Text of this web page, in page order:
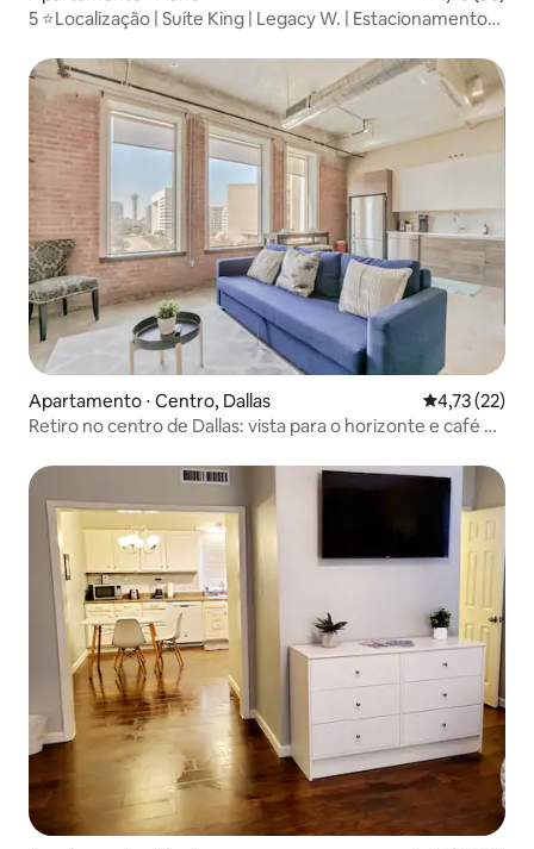
5 ⭐️Localização | Suíte King | Legacy W. | Estacionamento
Apartamento ⋅ Centro, Dallas 4,73 de uma
4,73 (22)
Retiro no centro de Dallas: vista para o horizonte e café da